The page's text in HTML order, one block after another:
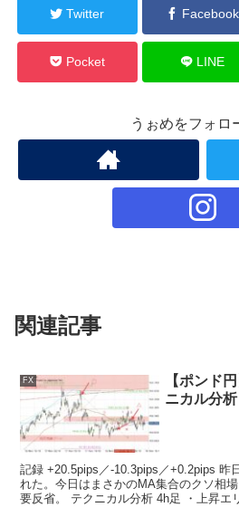
Twitter Facebook
Pocket LINE
うぉめをフォロ
関連記事
FX
【ポンド
ニカル分
記録 +20.5pips／-10.3pips／+0.2pips 昨
れた。今日はまさかのMA集合のクソ相
要反省。 テクニカル分析 4h足 ・上昇エ